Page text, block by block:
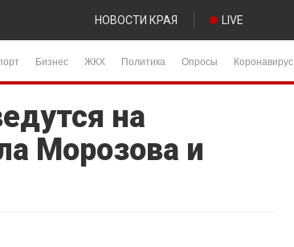
НОВОСТИ КРАЯ LIVE
Бизнес ЖКХ Политика Опросы Коронавирус
на
Морозова и